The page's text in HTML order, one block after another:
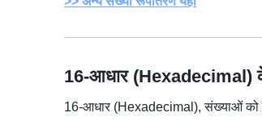
16-आधार (Hexadecimal)
16-आधार (Hexadecimal), संख्याओं को